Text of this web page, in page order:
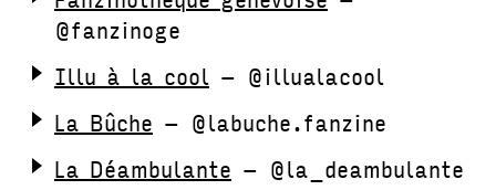
@fanzinoge
Illu à la cool– @illualacool
La Bûche – @labuche.fanzine
La Déambulante – @la_deambulante